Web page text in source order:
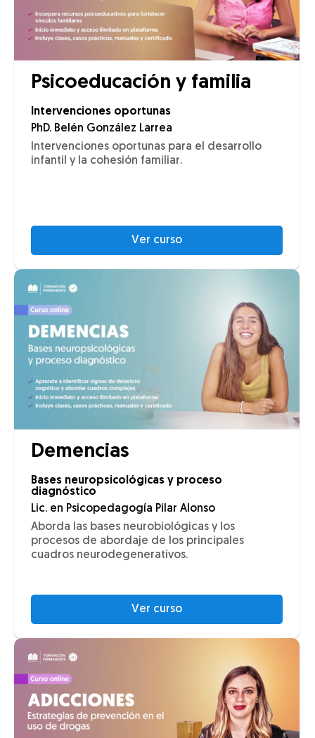
Psicoeducación y familia
Intervenciones oportunas
PhD. Belén González Larrea
Intervenciones oportunas para el desarrollo
infantil y la cohesión familiar.
Ver curso
Demencias
Bases neuropsicológicas y proceso
diagnóstico
Lic. en Psicopedagogía Pilar Alonso
Aborda las bases neurobiológicas y los
procesos de abordaje de los principales
cuadros neurodegenerativos.
Ver curso